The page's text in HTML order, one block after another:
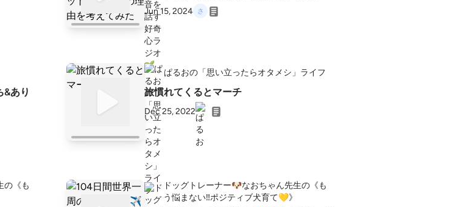
Jun 15, 2024
&あり
ぱるおの「思い立ったらオタメシ」ライフ
旅慣れてくるとマーチ
Dec 25, 2022
の《も
ドッグトレーナー🐶なおちゃん先生の《も
う悩まない‼️ポジティブ犬育て💛》